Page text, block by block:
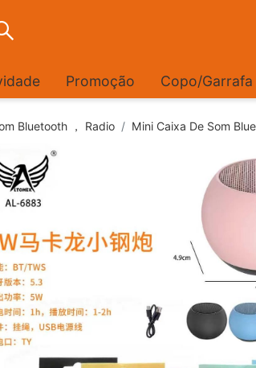
Promoção Copo/Garrafa
Bluetooth ， Radio Mini Caixa De Som